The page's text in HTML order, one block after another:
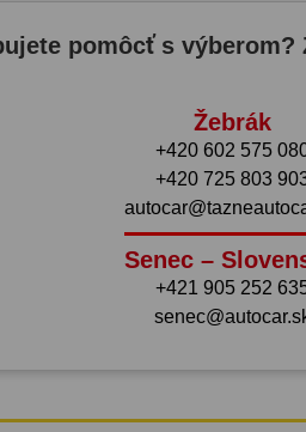
pomôcť s výberom?
Žebrák
+420 602 575
+420 725 803
Senec –
+421 905 252